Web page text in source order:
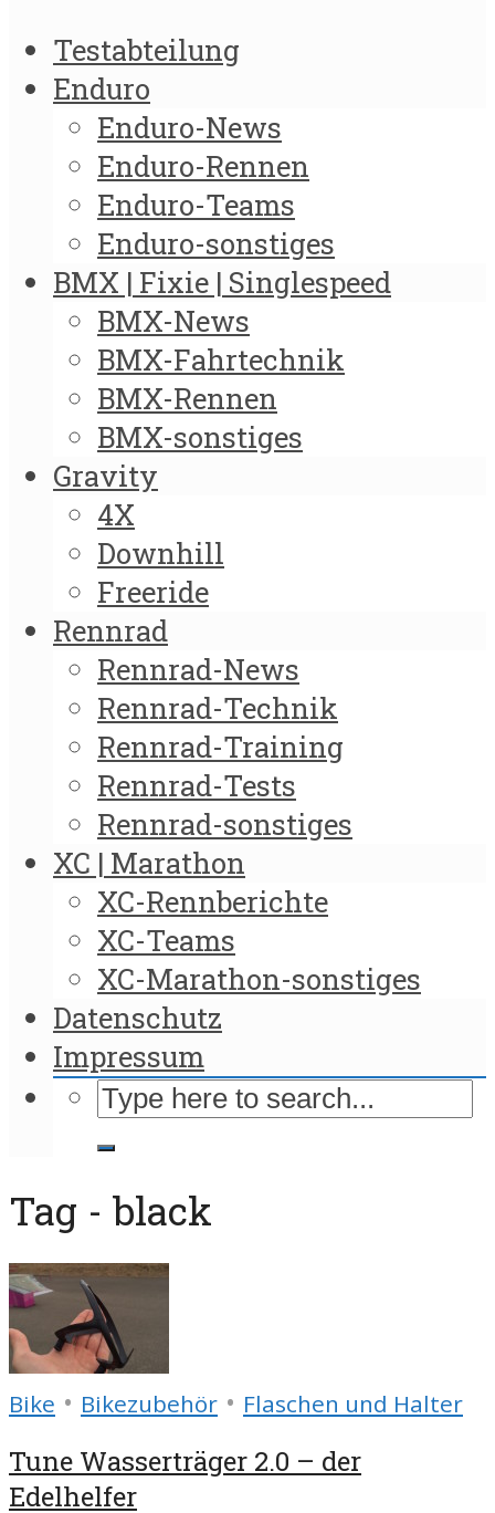
Testabteilung
Enduro
Enduro-News
Enduro-Rennen
Enduro-Teams
Enduro-sonstiges
BMX | Fixie | Singlespeed
BMX-News
BMX-Fahrtechnik
BMX-Rennen
BMX-sonstiges
Gravity
4X
Downhill
Freeride
Rennrad
Rennrad-News
Rennrad-Technik
Rennrad-Training
Rennrad-Tests
Rennrad-sonstiges
XC | Marathon
XC-Rennberichte
XC-Teams
XC-Marathon-sonstiges
Datenschutz
Impressum
Tag - black
Bike • Bikezubehör • Flaschen und Halter
Tune Wasserträger 2.0 – der
Edelhelfer